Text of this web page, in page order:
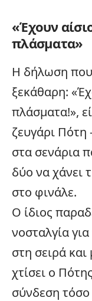
«Έχουν
πλάσματα»
Η δήλωση που
ξεκάθαρη:
πλάσματα!»,
ζευγάρι Πότη
στα σενάρια
δύο να χάνει
στο φινάλε.
Ο ίδιος
νοσταλγία
στη σειρά και
χτίσει ο
σύνδεση